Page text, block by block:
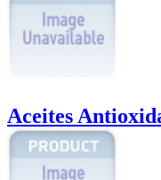
Aceites